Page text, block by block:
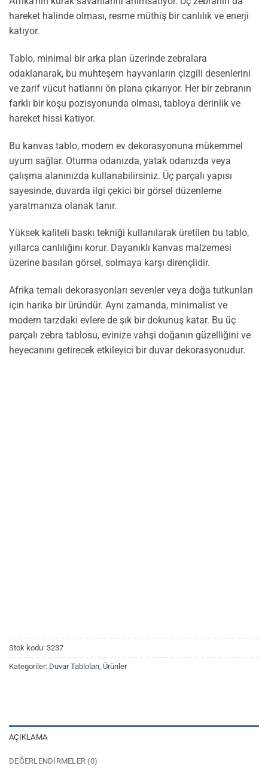
hareket halinde olması, resme müthiş bir canlılık ve enerji
katıyor.
Tablo, minimal bir arka plan üzerinde zebralara
odaklanarak, bu muhteşem hayvanların çizgili desenlerini
ve zarif vücut hatlarını ön plana çıkarıyor. Her bir zebranın
farklı bir koşu pozisyonunda olması, tabloya derinlik ve
hareket hissi katıyor.
Bu kanvas tablo, modern ev dekorasyonuna mükemmel
uyum sağlar. Oturma odanızda, yatak odanızda veya
çalışma alanınızda kullanabilirsiniz. Üç parçalı yapısı
sayesinde, duvarda ilgi çekici bir görsel düzenleme
yaratmanıza olanak tanır.
Yüksek kaliteli baskı tekniği kullanılarak üretilen bu tablo,
yıllarca canlılığını korur. Dayanıklı kanvas malzemesi
üzerine basılan görsel, solmaya karşı dirençlidir.
Afrika temalı dekorasyonları sevenler veya doğa tutkunları
için harika bir üründür. Aynı zamanda, minimalist ve
modern tarzdaki evlere de şık bir dokunuş katar. Bu üç
parçalı zebra tablosu, evinize vahşi doğanın güzelliğini ve
heyecanını getirecek etkileyici bir duvar dekorasyonudur.
Stok kodu: 3237
Kategoriler: Duvar Tabloları, Ürünler
AÇIKLAMA
DEĞERLENDIRMELER (0)